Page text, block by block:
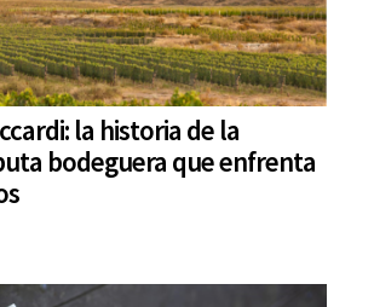
la historia de la
bodeguera que enfrenta